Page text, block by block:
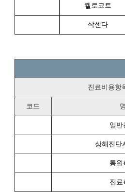
켈로코트
삭센다
진료비용항
코드
일반
상해진단
통원
진료